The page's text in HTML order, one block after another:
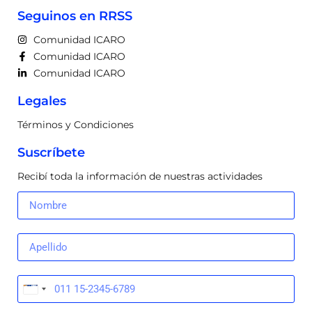
s
R
A
G
a
n
e
s
,
A
P
I
y
g
e
n
e
n
e
l
i
g
e
n
Seguinos en RRSS
Comunidad ICARO
Comunidad ICARO
Comunidad ICARO
Legales
Términos y Condiciones
Suscríbete
Recibí toda la información de nuestras actividades
Argentina